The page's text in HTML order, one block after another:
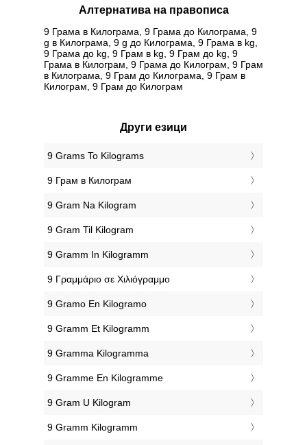
Алтернатива на правописа
9 Грама в Килограмa, 9 Грама до Килограмa, 9
g в Килограмa, 9 g до Килограмa, 9 Грама в kg,
9 Грама до kg, 9 Грам в kg, 9 Грам до kg, 9
Грама в Килограм, 9 Грама до Килограм, 9 Грам
в Килограмa, 9 Грам до Килограмa, 9 Грам в
Килограм, 9 Грам до Килограм
Други езици
‎9 Grams To Kilograms
‎9 Грам в Килограм
‎9 Gram Na Kilogram
‎9 Gram Til Kilogram
‎9 Gramm In Kilogramm
‎9 Γραμμάριο σε Χιλιόγραμμο
‎9 Gramo En Kilogramo
‎9 Gramm Et Kilogramm
‎9 Gramma Kilogramma
‎9 Gramme En Kilogramme
‎9 Gram U Kilogram
‎9 Gramm Kilogramm